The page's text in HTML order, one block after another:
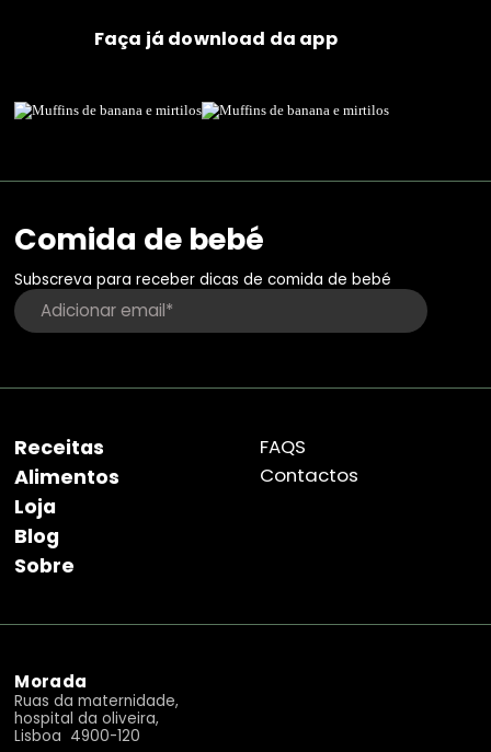
Comida de bebé
Subscreva para receber dicas de comida de bebé
Receitas
Alimentos
Loja
Blog
Sobre
FAQS
Contactos
Faça já download da app
Morada
Ruas da maternidade,
hospital da oliveira,
Lisboa 4900-120